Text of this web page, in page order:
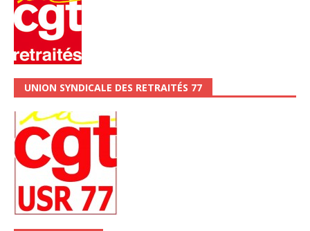
UNION SYNDICALE DES RETRAITÉS 77